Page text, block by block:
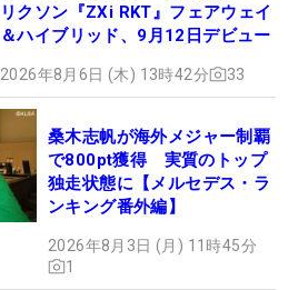
リクソン『ZXi RKT』フェアウェイ
＆ハイブリッド、9月12日デビュー
2026年8月6日 (木) 13時42分 33
桑木志帆が海外メジャー制覇
で800pt獲得 実質のトップ
独走状態に【メルセデス・ラ
ンキング番外編】
2026年8月3日 (月) 11時45分
1